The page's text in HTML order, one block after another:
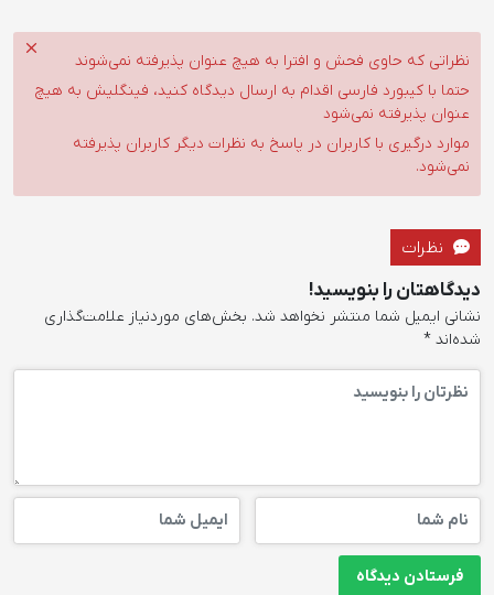
نظراتی که حاوی فحش و افترا به هیچ عنوان پذیرفته نمی‌شوند
حتما با کیبورد فارسی اقدام به ارسال دیدگاه کنید، فینگلیش به هیچ
عنوان پذیرفته نمی‌شود
موارد درگیری با کاربران در پاسخ به نظرات دیگر کاربران پذیرفته
نمی‌شود.
نظرات
دیدگاهتان را بنویسید!
نشانی ایمیل شما منتشر نخواهد شد. بخش‌های موردنیاز علامت‌گذاری
شده‌اند *